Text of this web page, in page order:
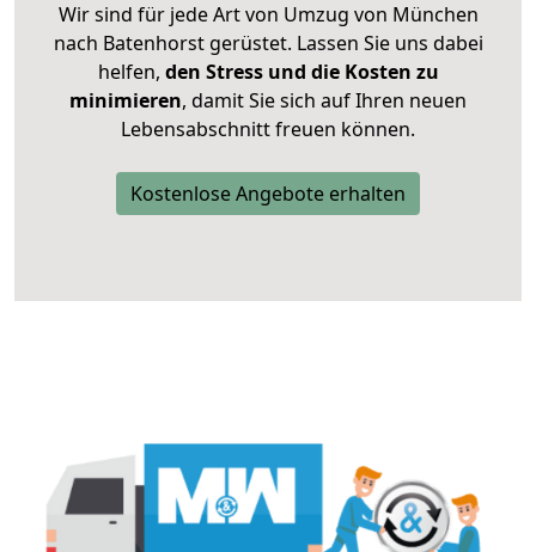
Wir sind für jede Art von Umzug von München
nach Batenhorst gerüstet. Lassen Sie uns dabei
helfen, den Stress und die Kosten zu
minimieren, damit Sie sich auf Ihren neuen
Lebensabschnitt freuen können.
Kostenlose Angebote erhalten